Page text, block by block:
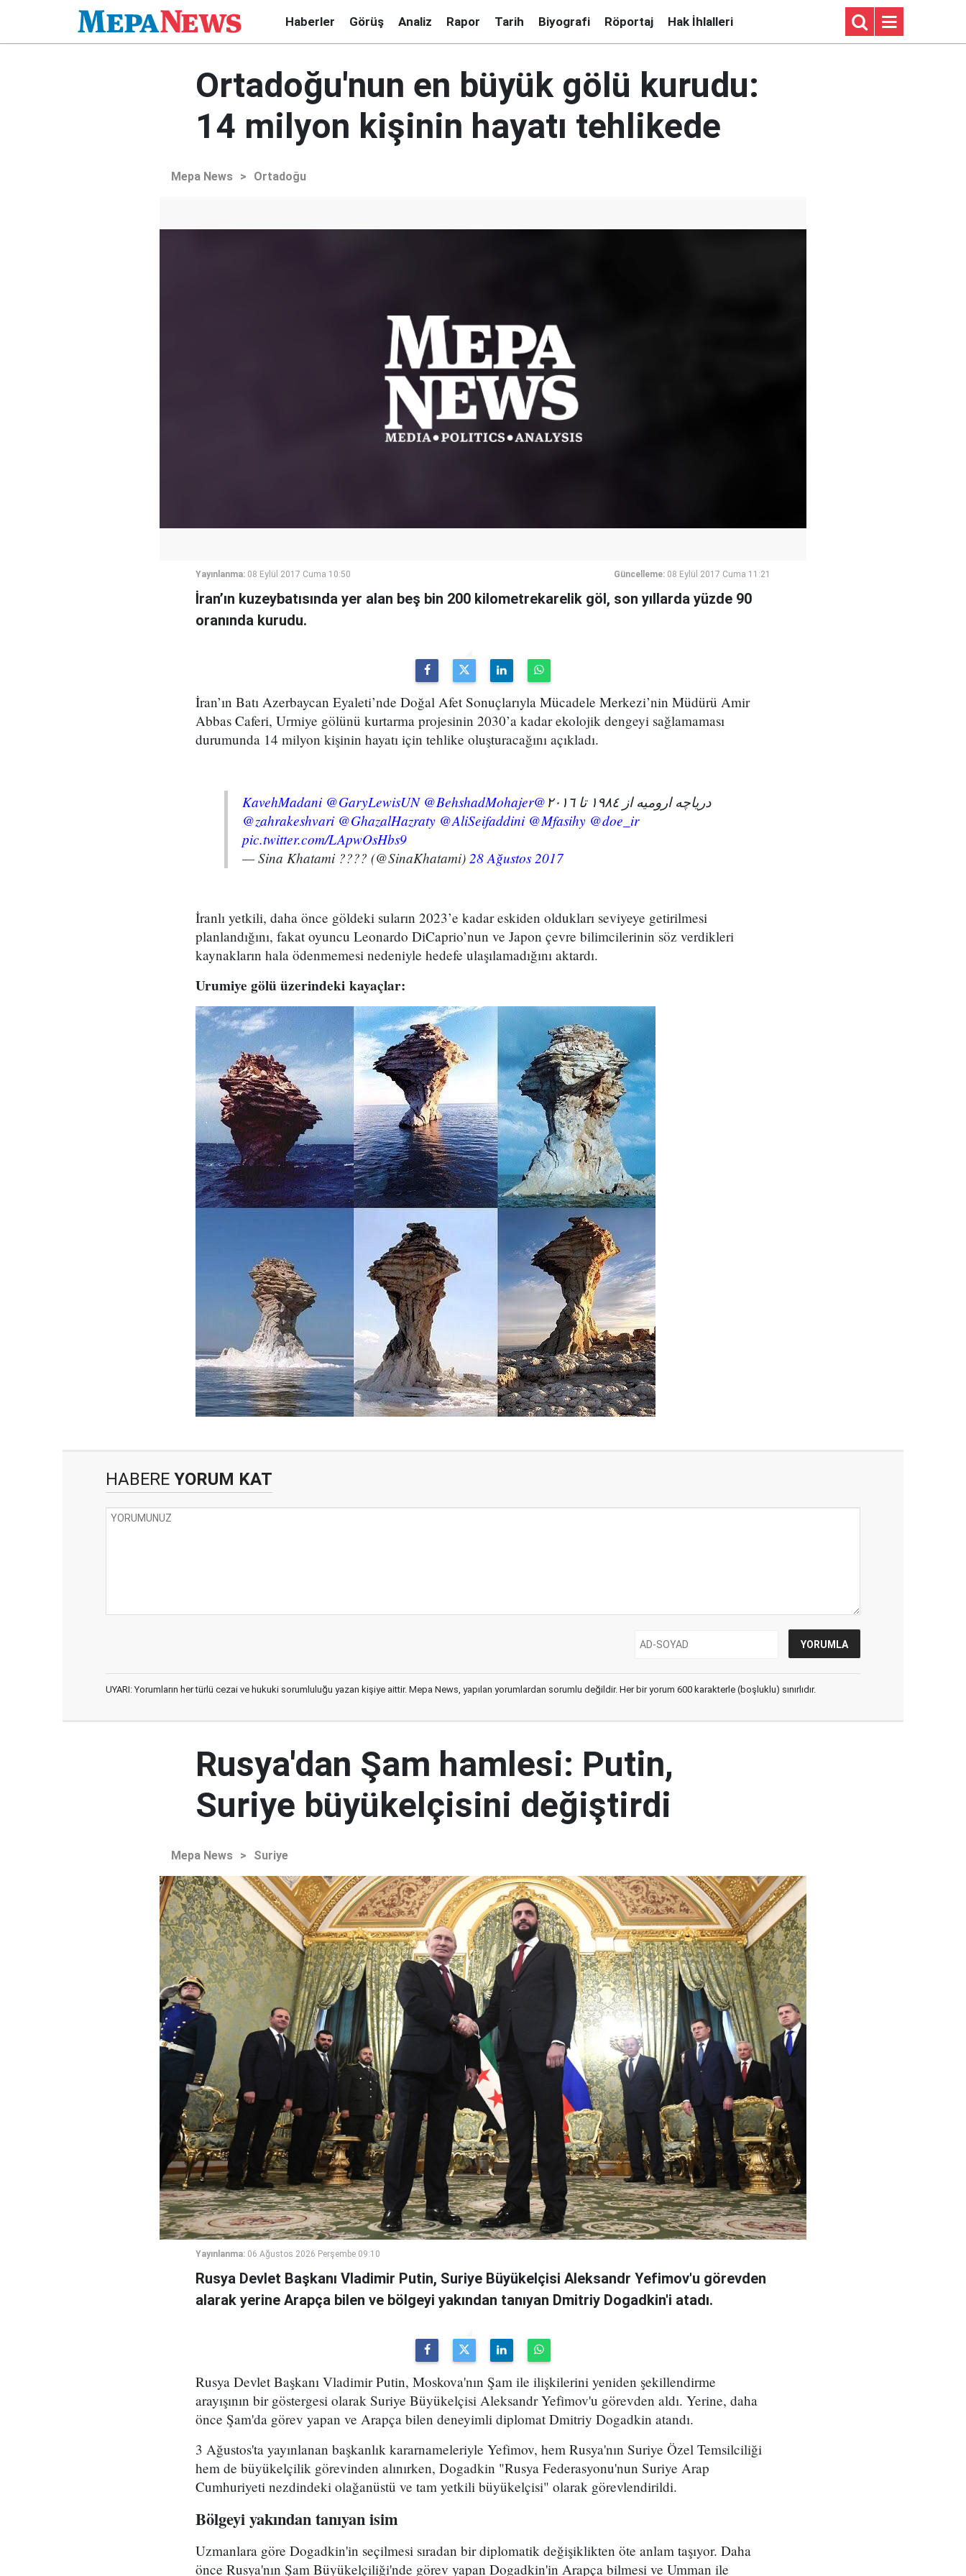
Haberler Görüş Analiz Rapor Tarih Biyografi Röportaj Hak İhlalleri
Ortadoğu'nun en büyük gölü kurudu:
14 milyon kişinin hayatı tehlikede
Mepa News > Ortadoğu
Yayınlanma: 08 Eylül 2017 Cuma 10:50 Güncelleme: 08 Eylül 2017 Cuma 11:21
İran’ın kuzeybatısında yer alan beş bin 200 kilometrekarelik göl, son yıllarda yüzde 90
oranında kurudu.
İran’ın Batı Azerbaycan Eyaleti’nde Doğal Afet Sonuçlarıyla Mücadele Merkezi’nin Müdürü Amir
Abbas Caferi, Urmiye gölünü kurtarma projesinin 2030’a kadar ekolojik dengeyi sağlamaması
durumunda 14 milyon kişinin hayatı için tehlike oluşturacağını açıkladı.
درياچه اروميه از ١٩٨٤ تا ٢٠١٦ @KavehMadani
@GaryLewisUN @BehshadMohajer
@zahrakeshvari @GhazalHazraty @AliSeifaddini @Mfasihy @doe_ir
pic.twitter.com/LApwOsHbs9
— Sina Khatami ???? (@SinaKhatami)28 Ağustos 2017
İranlı yetkili, daha önce göldeki suların 2023’e kadar eskiden oldukları seviyeye getirilmesi
planlandığını, fakat oyuncu Leonardo DiCaprio’nun ve Japon çevre bilimcilerinin söz verdikleri
kaynakların hala ödenmemesi nedeniyle hedefe ulaşılamadığını aktardı.
Urumiye gölü üzerindeki kayaçlar:
HABERE YORUM KAT
UYARI: Yorumların her türlü cezai ve hukuki sorumluluğu yazan kişiye aittir. Mepa News, yapılan yorumlardan sorumlu değildir. Her bir yorum 600 karakterle (boşluklu) sınırlıdır.
Rusya'dan Şam hamlesi: Putin,
Suriye büyükelçisini değiştirdi
Mepa News > Suriye
Yayınlanma: 06 Ağustos 2026 Perşembe 09:10
Rusya Devlet Başkanı Vladimir Putin, Suriye Büyükelçisi Aleksandr Yefimov'u görevden
alarak yerine Arapça bilen ve bölgeyi yakından tanıyan Dmitriy Dogadkin'i atadı.
Rusya Devlet Başkanı Vladimir Putin, Moskova'nın Şam ile ilişkilerini yeniden şekillendirme
arayışının bir göstergesi olarak Suriye Büyükelçisi Aleksandr Yefimov'u görevden aldı. Yerine, daha
önce Şam'da görev yapan ve Arapça bilen deneyimli diplomat Dmitriy Dogadkin atandı.
3 Ağustos'ta yayınlanan başkanlık kararnameleriyle Yefimov, hem Rusya'nın Suriye Özel Temsilciliği
hem de büyükelçilik görevinden alınırken, Dogadkin "Rusya Federasyonu'nun Suriye Arap
Cumhuriyeti nezdindeki olağanüstü ve tam yetkili büyükelçisi" olarak görevlendirildi.
Bölgeyi yakından tanıyan isim
Uzmanlara göre Dogadkin'in seçilmesi sıradan bir diplomatik değişiklikten öte anlam taşıyor. Daha
önce Rusya'nın Şam Büyükelçiliği'nde görev yapan Dogadkin'in Arapça bilmesi ve Umman ile